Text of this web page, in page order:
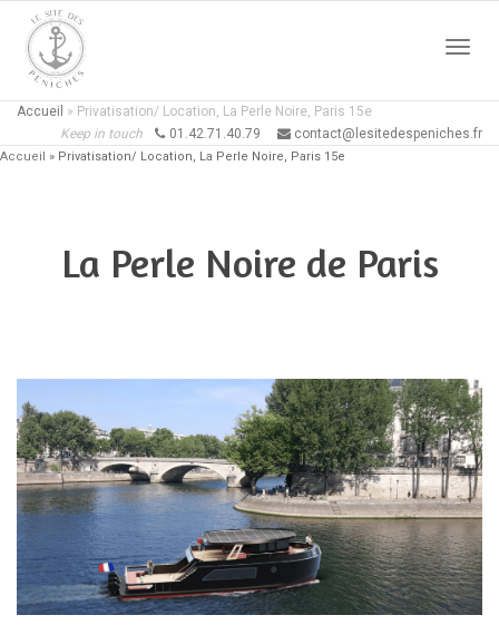
Accueil » Privatisation/ Location, La Perle Noire, Paris 15e
Keep in touch
01.42.71.40.79 contact@lesitedespeniches.fr
Accueil » Privatisation/ Location, La Perle Noire, Paris 15e
La Perle Noire de Paris